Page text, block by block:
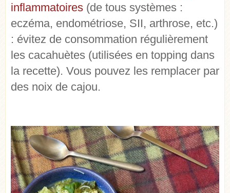
inflammatoires (de tous systèmes :
eczéma, endométriose, SII, arthrose, etc.)
: évitez de consommation régulièrement
les cacahuètes (utilisées en topping dans
la recette). Vous pouvez les remplacer par
des noix de cajou.